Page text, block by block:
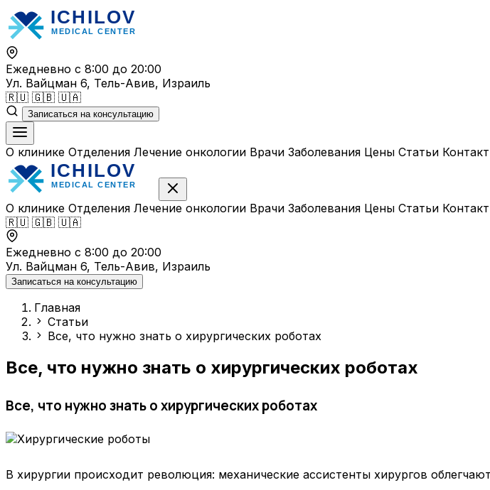
Перейти
к
содержимому
Ежедневно с 8:00 до 20:00
Ул. Вайцман 6, Тель-Авив, Израиль
🇷🇺 🇬🇧 🇺🇦
Записаться на консультацию
О клинике Отделения Лечение онкологии Врачи Заболевания Цены Статьи
О клинике Отделения Лечение онкологии Врачи Заболевания Цены Статьи
🇷🇺 🇬🇧 🇺🇦
Ежедневно с 8:00 до 20:00
Ул. Вайцман 6, Тель-Авив, Израиль
Записаться на консультацию
Главная
Статьи
Все, что нужно знать о хирургических роботах
Все, что нужно знать о хирургических роботах
Все, что нужно знать о хирургических роботах
В хирургии происходит революция: механические ассистенты хирургов